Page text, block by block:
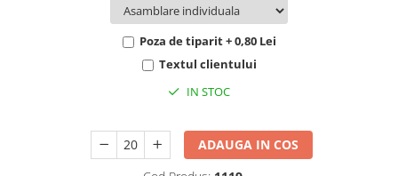
Buchete extravagantePoza de tiparit + 0,80 Lei
Textul clientului
IN STOC
ADAUGA IN COS